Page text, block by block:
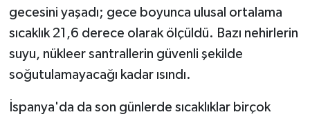
gecesini yaşadı; gece boyunca ulusal ortalama
sıcaklık 21,6 derece olarak ölçüldü. Bazı nehirlerin
suyu, nükleer santrallerin güvenli şekilde
soğutulamayacağı kadar ısındı.
İspanya'da da son günlerde sıcaklıklar birçok